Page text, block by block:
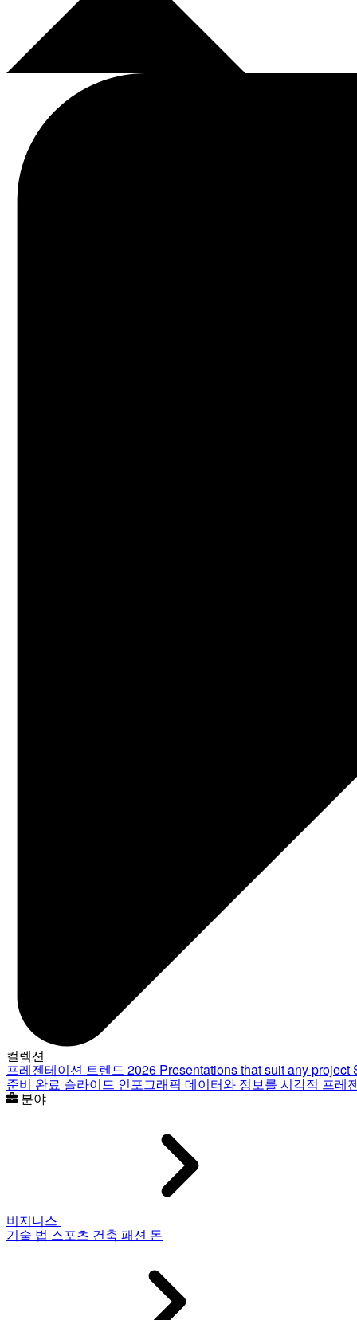
컬렉션
프레젠테이션 트렌드 2026 Presentations that suit any project
준비 완료 슬라이드 인포그래픽 데이터와 정보를 시각적 프레
분야
비지니스
기술 법 스포츠 건축 패션 돈